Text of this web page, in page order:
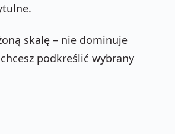
skalę – nie dominuje
podkreślić wybrany